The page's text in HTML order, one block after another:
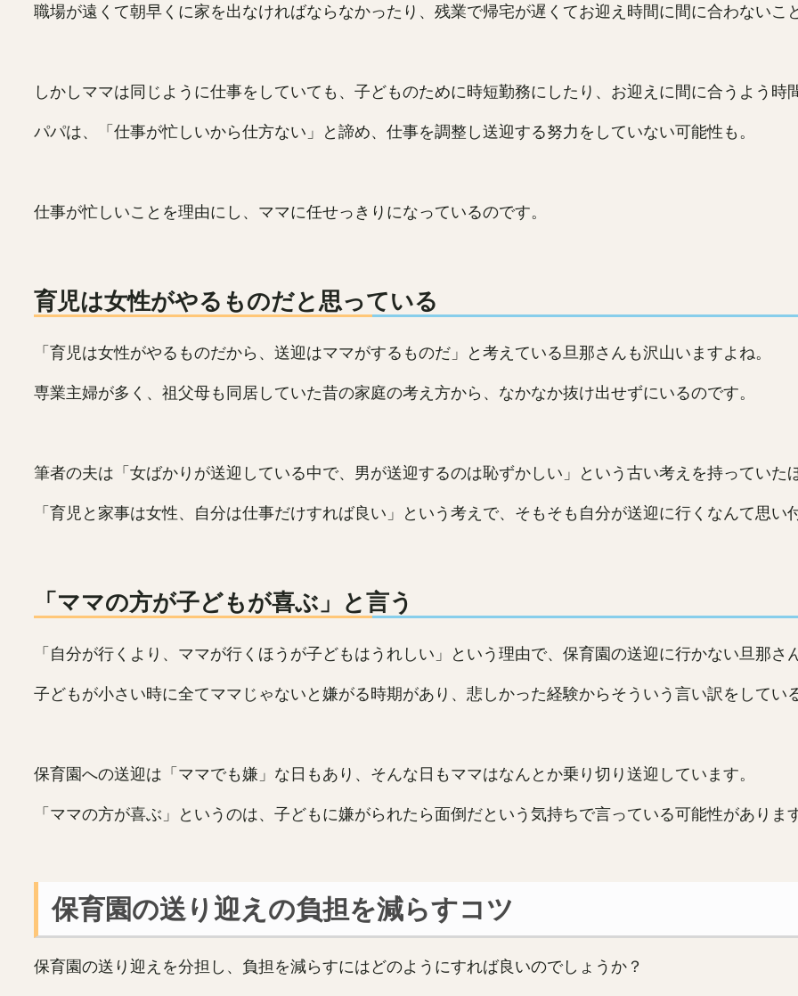
職場が遠くて朝早くに家を出なければならなかったり、残業で帰宅が遅くてお迎え時間に間に合わないこ
しかしママは同じように仕事をしていても、子どものために時短勤務にしたり、お迎えに間に合うよう時
パパは、「仕事が忙しいから仕方ない」と諦め、仕事を調整し送迎する努力をしていない可能性も。
仕事が忙しいことを理由にし、ママに任せっきりになっているのです。
育児は女性がやるものだと思っている
「育児は女性がやるものだから、送迎はママがするものだ」と考えている旦那さんも沢山いますよね。
専業主婦が多く、祖父母も同居していた昔の家庭の考え方から、なかなか抜け出せずにいるのです。
筆者の夫は「女ばかりが送迎している中で、男が送迎するのは恥ずかしい」という古い考えを持っていた
「育児と家事は女性、自分は仕事だけすれば良い」という考えで、そもそも自分が送迎に行くなんて思
「ママの方が子どもが喜ぶ」と言う
「自分が行くより、ママが行くほうが子どもはうれしい」という理由で、保育園の送迎に行かない旦那さ
子どもが小さい時に全てママじゃないと嫌がる時期があり、悲しかった経験からそういう言い訳をしてい
保育園への送迎は「ママでも嫌」な日もあり、そんな日もママはなんとか乗り切り送迎しています。
「ママの方が喜ぶ」というのは、子どもに嫌がられたら面倒だという気持ちで言っている可能性がありま
保育園の送り迎えの負担を減らすコツ
保育園の送り迎えを分担し、負担を減らすにはどのようにすれば良いのでしょうか？